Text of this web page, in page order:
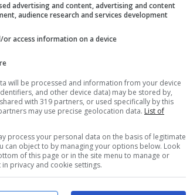
Plus
advertising and content, advertising and content
audience research and services development
or access information on a device
will be processed and information from your device
and other device data) may be stored by,
with 319 partners, or used specifically by this
may use precise geolocation data. List of
process your personal data on the basis of legitimate
can object to by managing your options below. Look
of this page or in the site menu to manage or
privacy and cookie settings.